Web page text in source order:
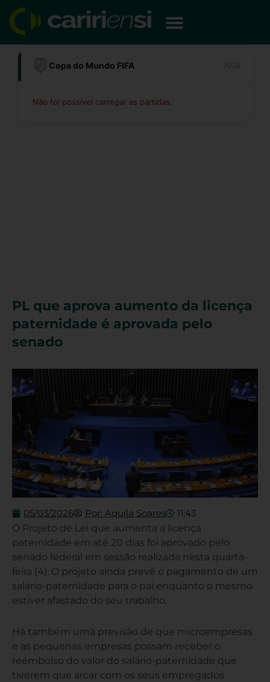
para
conteúdo
Copa do Mundo FIFA
Não foi possível carregar as partidas.
PL que aprova aumento da licença
paternidade é aprovada pelo
senado
05/03/2026 Por: Aquila Soares 11:43
O Projeto de Lei que aumenta a licença
paternidade em até 20 dias foi aprovado pelo
senado federal em sessão realizada nesta quarta-
feira (4). O projeto ainda prevê o pagamento de um
salário-paternidade para o pai enquanto o mesmo
estiver afastado do seu trabalho.
Há também uma previsão de que microempresas
e as pequenas empresas possam receber o
reembolso do valor do salário-paternidade que
tiverem que arcar com os seus empregados.